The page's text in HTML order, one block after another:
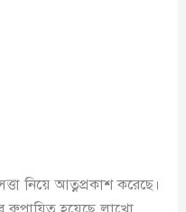
নিয়ে আত্নপ্রকাশ করেছে।